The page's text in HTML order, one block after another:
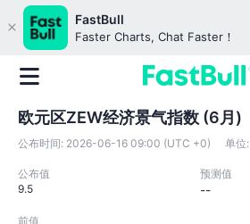
FastBull
Faster Charts, Chat Faster！
欧元区ZEW经济景气指数 (6月)
公布时间: 2026-06-16 09:00 (UTC +0) 单位:
公布值
9.5
预测值
--
前值